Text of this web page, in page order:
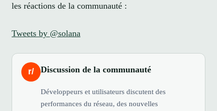
les réactions de la communauté :
Tweets by @solana
r/ Discussion de la communauté
Développeurs et utilisateurs discutent des
performances du réseau, des nouvelles